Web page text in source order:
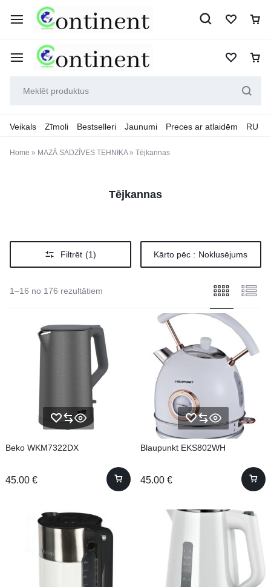
Veikals Zīmoli Bestselleri Jaunumi Preces ar atlaidēm RU
Home » MAZĀ SADZĪVES TEHNIKA» Tējkannas
Tējkannas
Filtrēt (1) Kārto pēc : Noklusējums
1–16 no 176 rezultātiem
Beko WKM7322DX
45.00 €
Blaupunkt EKS802WH
45.00 €